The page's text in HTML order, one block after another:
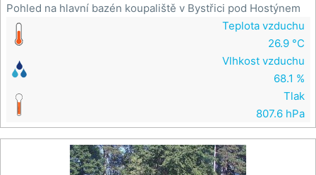
Pohled na hlavní bazén koupaliště v Bystřici pod Hostýnem
Teplota vzduchu
26.9 °C
Vlhkost vzduchu
68.1 %
Tlak
807.6 hPa